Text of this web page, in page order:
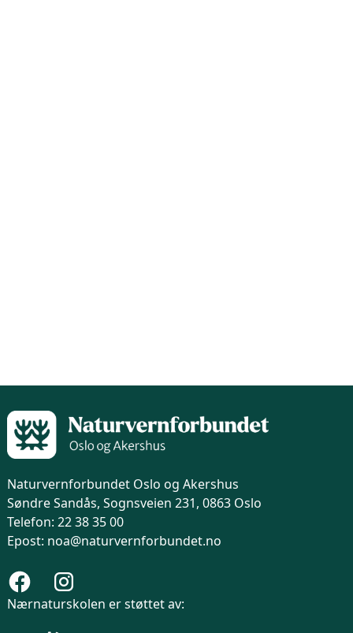
Naturvernforbundet Oslo og Akershus
Søndre Sandås, Sognsveien 231, 0863 Oslo
Telefon: 22 38 35 00
Epost: noa@naturvernforbundet.no
Nærnaturskolen er støttet av: